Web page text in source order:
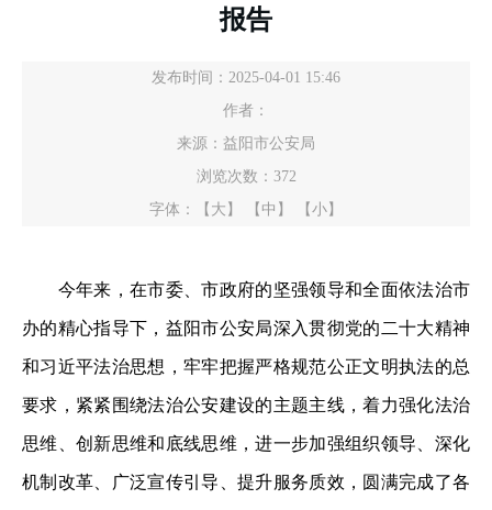
报告
发布时间：2025-04-01 15:46
作者：
来源：益阳市公安局
浏览次数： 372
字体：
【大】 【中】 【小】
今年来，在市委、市政府的坚强领导和全面依法治市
办的精心指导下，益阳市公安局深入贯彻党的二十大精神
和习近平法治思想，牢牢把握严格规范公正文明执法的总
要求，紧紧围绕法治公安建设的主题主线，着力强化法治
思维、创新思维和底线思维，进一步加强组织领导、深化
机制改革、广泛宣传引导、提升服务质效，圆满完成了各